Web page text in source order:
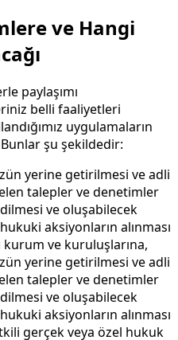
ve Hangi
paylaşımı
belli faaliyetleri
uygulamaların
şu şekildedir:
yerine getirilmesi ve adli
talepler ve denetimler
ve oluşabilecek
aksiyonların alınması
kurum ve kuruluşlarına,
yerine getirilmesi ve adli
talepler ve denetimler
ve oluşabilecek
aksiyonların alınması
gerçek veya özel hukuk